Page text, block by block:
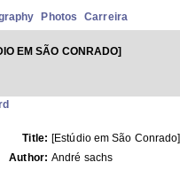
Photos Carreira
EM SÃO CONRADO]
Title: [Estúdio em São Conrado]
Author: André sachs